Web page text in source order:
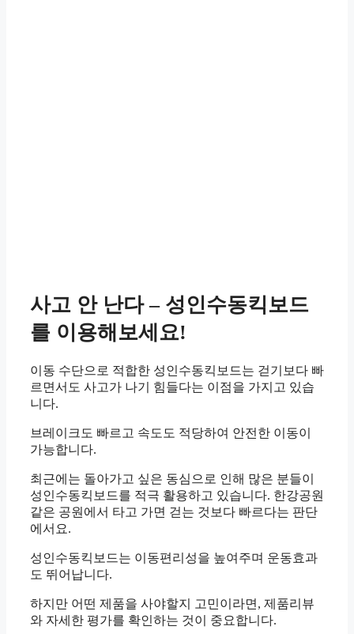
사고 안 난다 – 성인수동킥보드
를 이용해보세요!
이동 수단으로 적합한 성인수동킥보드는 걷기보다 빠
르면서도 사고가 나기 힘들다는 이점을 가지고 있습
니다.
브레이크도 빠르고 속도도 적당하여 안전한 이동이
가능합니다.
최근에는 돌아가고 싶은 동심으로 인해 많은 분들이
성인수동킥보드를 적극 활용하고 있습니다. 한강공원
같은 공원에서 타고 가면 걷는 것보다 빠르다는 판단
에서요.
성인수동킥보드는 이동편리성을 높여주며 운동효과
도 뛰어납니다.
하지만 어떤 제품을 사야할지 고민이라면, 제품리뷰
와 자세한 평가를 확인하는 것이 중요합니다.